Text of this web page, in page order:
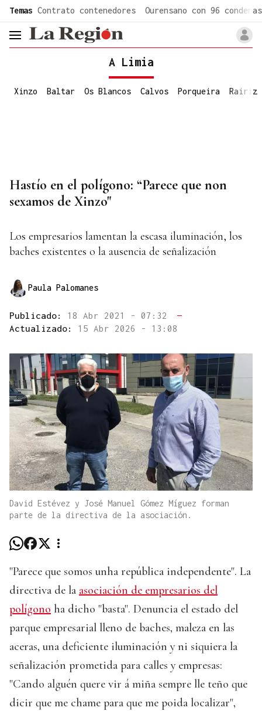
Temas Contrato contenedores Ourensano con 96 condenas
header.menu.open
A Limia
Xinzo Baltar Os Blancos Calvos Porqueira Rairiz
Hastío en el polígono: “Parece que non
sexamos de Xinzo"
Los empresarios lamentan la escasa iluminación, los
baches existentes o la ausencia de señalización
Paula Palomanes
Publicado: 18 Abr 2021 - 07:32
—
Actualizado: 15 Abr 2026 - 13:08
David Estévez y José Manuel Gómez Míguez forman
parte de la directiva de la asociación.
"Parece que somos unha república independente". La
directiva de la asociación de empresarios del
polígono ha dicho "basta". Denuncia el estado del
parque empresarial lleno de baches, maleza en las
aceras, una deficiente iluminación y ni siquiera la
señalización prometida para calles y empresas:
"Cando alguén quere vir á miña sempre lle teño que
dicir que me chame para que me poida localizar",